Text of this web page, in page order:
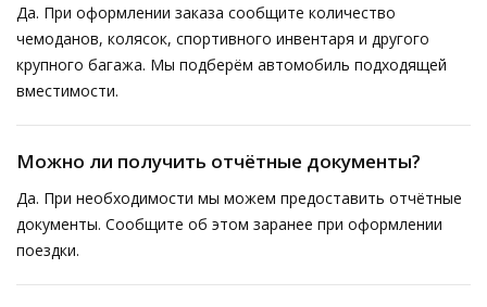
Да. При оформлении заказа сообщите количество
чемоданов, колясок, спортивного инвентаря и другого
крупного багажа. Мы подберём автомобиль подходящей
вместимости.
Можно ли получить отчётные документы?
Да. При необходимости мы можем предоставить отчётные
документы. Сообщите об этом заранее при оформлении
поездки.